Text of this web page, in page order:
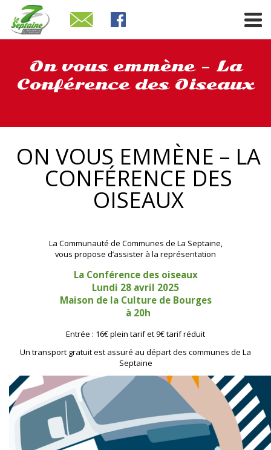
On vous emmène – La
Conférence des Oiseaux
ON VOUS EMMÈNE – LA
CONFÉRENCE DES
OISEAUX
La Communauté de Communes de La Septaine,
vous propose d’assister à la représentation
La Conférence des oiseaux
Lundi 28 avril 2025
Maison de la Culture de Bourges
à 20h
Entrée : 16€ plein tarif et 9€ tarif réduit
Un transport gratuit est assuré au départ des communes de La
Septaine